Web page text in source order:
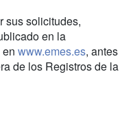
sus solicitudes,
en la
www.emes.es, antes
de los Registros de la